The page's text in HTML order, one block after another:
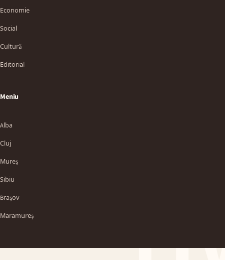
Economie
Social
Cultură
Editorial
Meniu
Alba
Cluj
Mureș
Sibiu
Brașov
Maramureș